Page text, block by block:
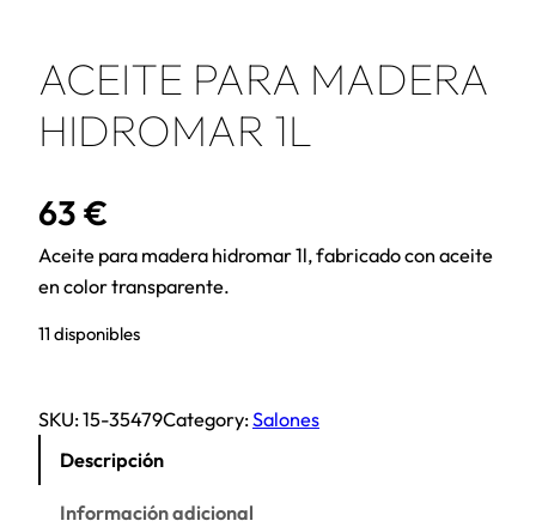
ACEITE PARA MADERA
HIDROMAR 1L
63 €
Aceite para madera hidromar 1l, fabricado con aceite
en color transparente.
11 disponibles
SKU:15-35479Category:Salones
Descripción
Información adicional